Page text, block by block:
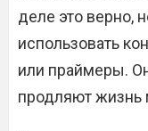
деле это верно,
использовать
или праймеры.
продляют жизнь